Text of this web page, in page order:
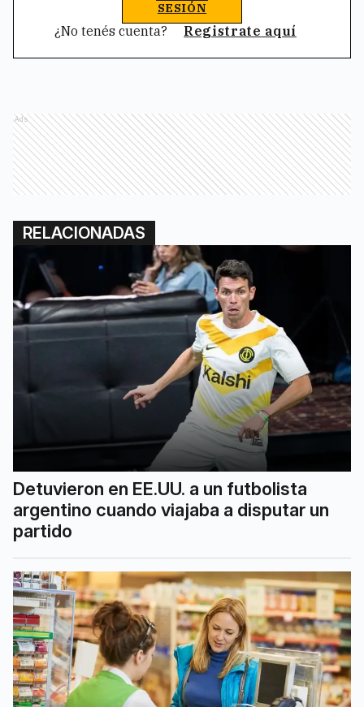
SESIÓN
¿No tenés cuenta? Registrate aquí
Ads
RELACIONADAS
Detuvieron en EE.UU. a un futbolista
argentino cuando viajaba a disputar un
partido